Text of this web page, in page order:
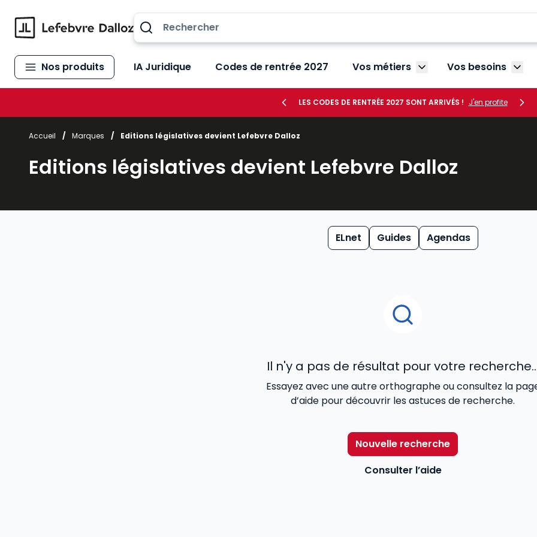
Nos produits IA Juridique Codes de rentrée 2027 Vos métiers Afficher le sous-menu
Vos besoins
LES CODES DE RENTRÉE 2027 SONT ARRIVÉS ! J'en profite
Accueil / Marques / Editions législatives devient Lefebvre Dalloz
Editions législatives devient Lefebvre Dalloz
ELnet Guides Agendas
Il n'y a pas de résultat pour votre
Essayez avec une autre orthographe ou consultez la
d’aide pour découvrir les astuces de recherche.
Nouvelle recherche
Consulter l’aide